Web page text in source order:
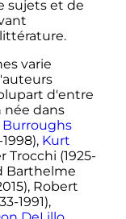
sujets et de
varie
d'entre
née dans
Burroughs
Kurt
Trocchi (1925-
Barthelme
Robert
1991),